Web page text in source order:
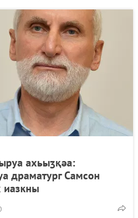
ахьыӡқәа:
драматург Самсон
иазкны